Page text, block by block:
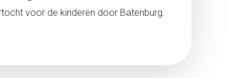
voor de kinderen door Batenburg.